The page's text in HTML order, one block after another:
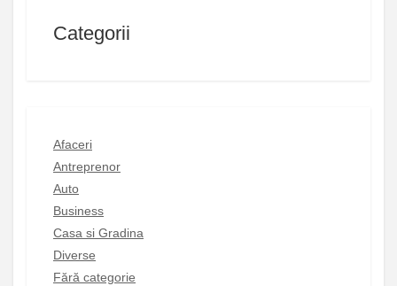
Categorii
Afaceri
Antreprenor
Auto
Business
Casa si Gradina
Diverse
Fără categorie